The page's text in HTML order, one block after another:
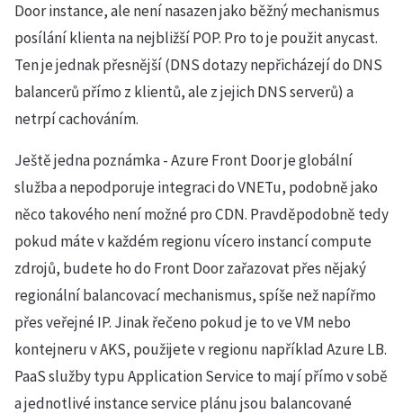
Door instance, ale není nasazen jako běžný mechanismus
posílání klienta na nejbližší POP. Pro to je použit anycast.
Ten je jednak přesnější (DNS dotazy nepřicházejí do DNS
balancerů přímo z klientů, ale z jejich DNS serverů) a
netrpí cachováním.
Ještě jedna poznámka - Azure Front Door je globální
služba a nepodporuje integraci do VNETu, podobně jako
něco takového není možné pro CDN. Pravděpodobně tedy
pokud máte v každém regionu vícero instancí compute
zdrojů, budete ho do Front Door zařazovat přes nějaký
regionální balancovací mechanismus, spíše než napířmo
přes veřejné IP. Jinak řečeno pokud je to ve VM nebo
kontejneru v AKS, použijete v regionu například Azure LB.
PaaS služby typu Application Service to mají přímo v sobě
a jednotlivé instance service plánu jsou balancované